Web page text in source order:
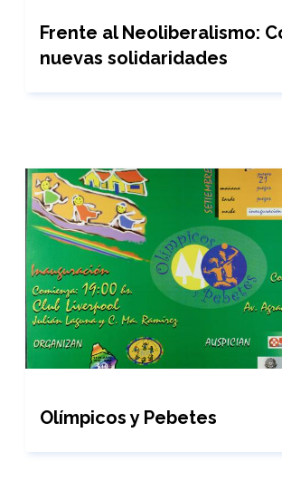
Frente al Neoliberalismo:
nuevas solidaridades
Olímpicos y Pebetes